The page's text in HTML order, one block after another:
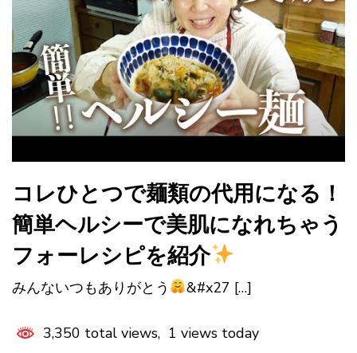
コレひとつで麺類の代用になる！
簡単ヘルシーで美肌になれちゃう
フォーレシピを紹介
みんないつもありがとう &#x27 […]
3,350 total views, 1 views today